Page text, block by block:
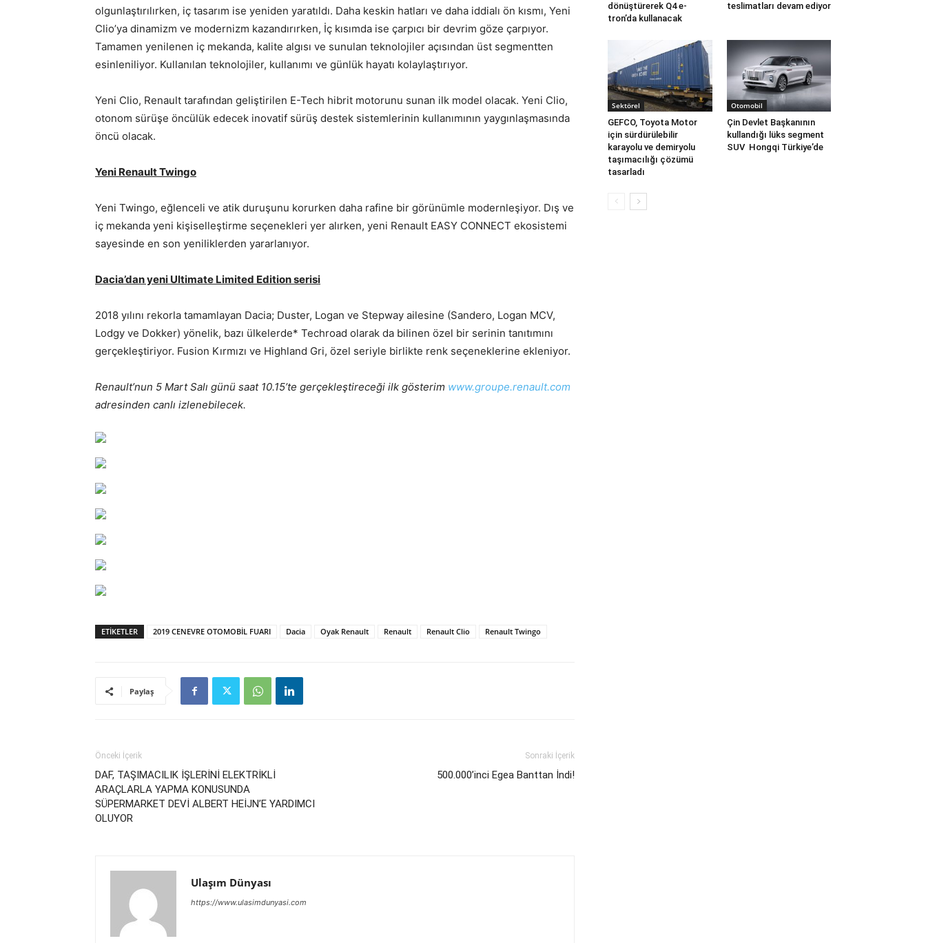
olgunlaştırılırken, iç tasarım ise yeniden yaratıldı. Daha keskin hatları ve daha iddialı ön kısmı, Yeni
Clio’ya dinamizm ve modernizm kazandırırken, İç kısımda ise çarpıcı bir devrim göze çarpıyor.
Tamamen yenilenen iç mekanda, kalite algısı ve sunulan teknolojiler açısından üst segmentten
esinleniliyor. Kullanılan teknolojiler, kullanımı ve günlük hayatı kolaylaştırıyor.
Yeni Clio, Renault tarafından geliştirilen E-Tech hibrit motorunu sunan ilk model olacak. Yeni Clio,
otonom sürüşe öncülük edecek inovatif sürüş destek sistemlerinin kullanımının yaygınlaşmasında
öncü olacak.
Yeni Renault Twingo
Yeni Twingo, eğlenceli ve atik duruşunu korurken daha rafine bir görünümle modernleşiyor. Dış ve
iç mekanda yeni kişiselleştirme seçenekleri yer alırken, yeni Renault EASY CONNECT ekosistemi
sayesinde en son yeniliklerden yararlanıyor.
Dacia’dan yeni Ultimate Limited Edition serisi
2018 yılını rekorla tamamlayan Dacia; Duster, Logan ve Stepway ailesine (Sandero, Logan MCV,
Lodgy ve Dokker) yönelik, bazı ülkelerde* Techroad olarak da bilinen özel bir serinin tanıtımını
gerçekleştiriyor. Fusion Kırmızı ve Highland Gri, özel seriyle birlikte renk seçeneklerine ekleniyor.
Renault’nun 5 Mart Salı günü saat 10.15’te gerçekleştireceği ilk gösterim www.groupe.renault.com
adresinden canlı izlenebilecek.
ETIKETLER 2019 CENEVRE OTOMOBİL FUARI Dacia Oyak Renault Renault Renault Clio Renault Twingo
Paylaş
Önceki İçerik
DAF, TAŞIMACILIK İŞLERİNİ ELEKTRİKLİ
ARAÇLARLA YAPMA KONUSUNDA
SÜPERMARKET DEVİ ALBERT HEİJN’E YARDIMCI
OLUYOR
Sonraki İçerik
500.000’inci Egea Banttan İndi!
Ulaşım Dünyası
https://www.ulasimdunyasi.com
dönüştürerek Q4 e-
tron’da kullanacak
teslimatları devam ediyor
Sektörel
GEFCO, Toyota Motor
için sürdürülebilir
karayolu ve demiryolu
taşımacılığı çözümü
tasarladı
Otomobil
Çin Devlet Başkanının
kullandığı lüks segment
SUV Hongqi Türkiye’de